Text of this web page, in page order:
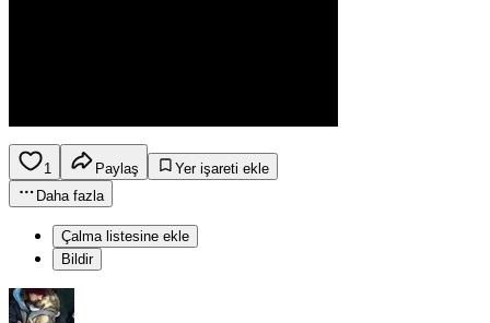
1 Paylaş
Yer işareti ekle
Daha fazla
Çalma listesine ekle
Bildir